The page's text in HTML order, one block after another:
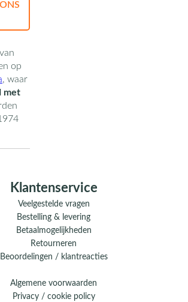
op
, waar
met
Klantenservice
Veelgestelde vragen
Bestelling & levering
Betaalmogelijkheden
Retourneren
Beoordelingen / klantreacties
Algemene voorwaarden
Privacy / cookie policy